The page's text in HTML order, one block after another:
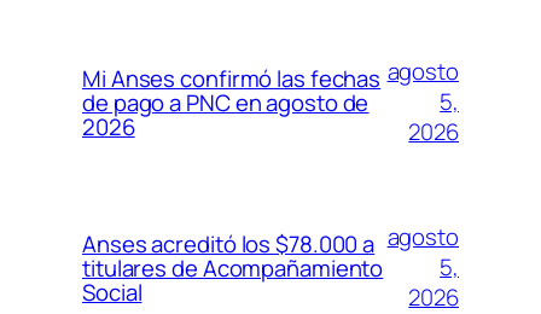
Mi Anses confirmó las fechas
de pago a PNC en agosto de
2026
agosto
5,
2026
Anses acreditó los $78.000 a
titulares de Acompañamiento
Social
agosto
5,
2026